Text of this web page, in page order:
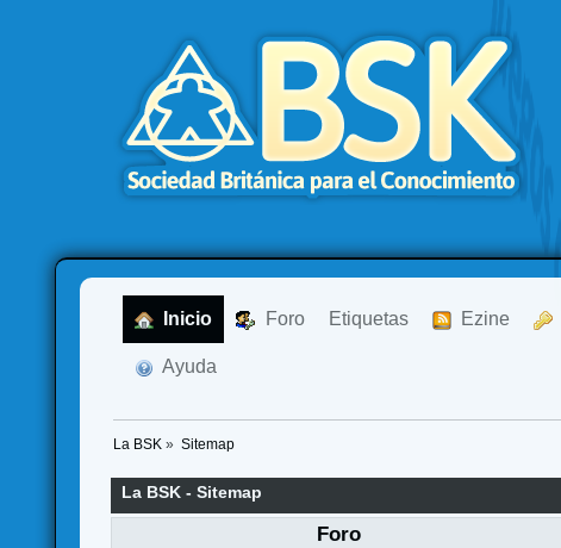
Inicio Foro Etiquetas Ezine
Ayuda
La BSK » Sitemap
La BSK - Sitemap
Foro